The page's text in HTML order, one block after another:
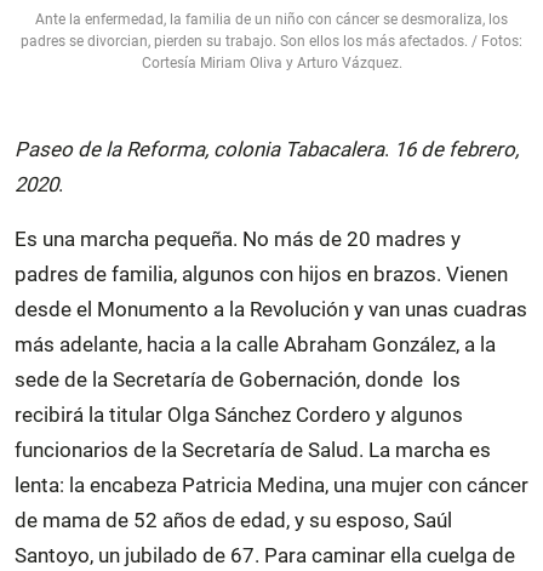
Ante la enfermedad, la familia de un niño con cáncer se desmoraliza, los
padres se divorcian, pierden su trabajo. Son ellos los más afectados. / Fotos:
Cortesía Miriam Oliva y Arturo Vázquez.
Paseo de la Reforma, colonia Tabacalera. 16 de febrero,
2020.
Es una marcha pequeña. No más de 20 madres y
padres de familia, algunos con hijos en brazos. Vienen
desde el Monumento a la Revolución y van unas cuadras
más adelante, hacia a la calle Abraham González, a la
sede de la Secretaría de Gobernación, donde los
recibirá la titular Olga Sánchez Cordero y algunos
funcionarios de la Secretaría de Salud. La marcha es
lenta: la encabeza Patricia Medina, una mujer con cáncer
de mama de 52 años de edad, y su esposo, Saúl
Santoyo, un jubilado de 67. Para caminar ella cuelga de